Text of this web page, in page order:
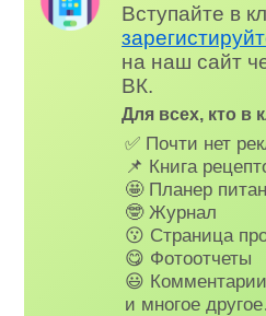
Вступайте в
на наш сайт
ВК.
Для всех, кто в
✅ Почти нет
📌 Книга
🤩 Планер
🤓 Журнал
😗 Страница
😋 Фотоотчеты
😃 Комментарии
и многое